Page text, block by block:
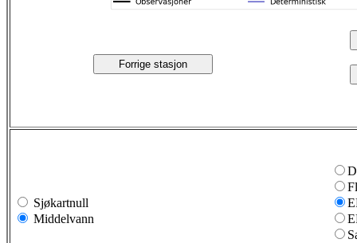
Forrige stasjon
Sjøkartnull
Middelvann